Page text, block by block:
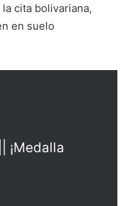
cita bolivariana,
en suelo
¡Medalla